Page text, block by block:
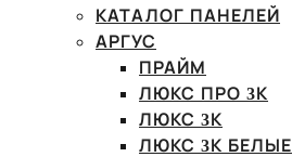
КАТАЛОГ ПАНЕЛЕЙ
АРГУС
ПРАЙМ
ЛЮКС ПРО 3К
ЛЮКС 3К
ЛЮКС 3К БЕЛЫЕ